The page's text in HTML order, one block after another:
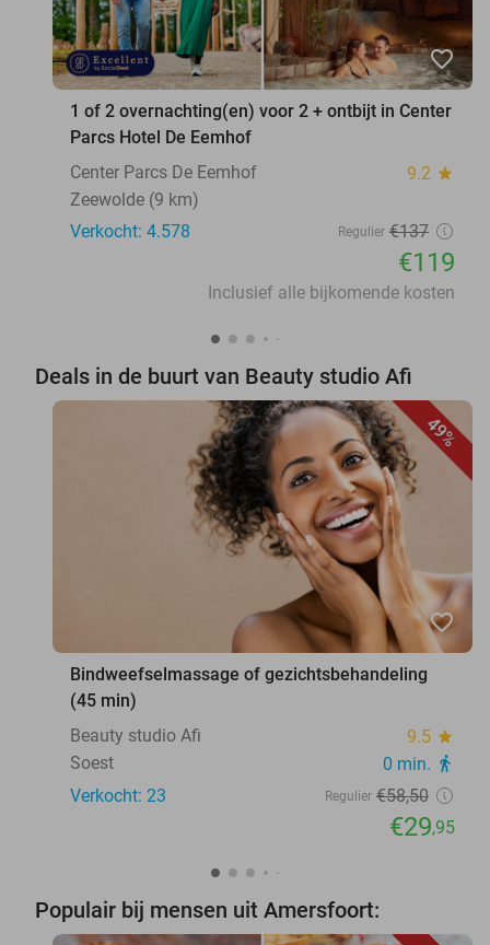
favorite_border
1 of 2 overnachting(en) voor 2 + ontbijt in Center
Parcs Hotel De Eemhof
Center Parcs De Eemhof
9.2 star
Zeewolde (9 km)
Verkocht: 4.578
Regulier €137
€119
Inclusief alle bijkomende kosten
Deals in de buurt van Beauty studio Afi
49%
favorite_border
Bindweefselmassage of gezichtsbehandeling
(45 min)
Beauty studio Afi
9.5 star
Soest 0 min. directions_walk
Verkocht: 23 Regulier €58,50
€29,95
Populair bij mensen uit Amersfoort: